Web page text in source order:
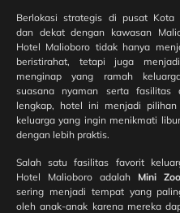
Berlokasi strategis di pusat Kota
dan dekat dengan kawasan
Hotel Malioboro tidak hanya
beristirahat, tetapi juga
menginap yang ramah
suasana nyaman serta fasilitas
lengkap, hotel ini menjadi
keluarga yang ingin menikmati
dengan lebih praktis.
Salah satu fasilitas favorit
Hotel Malioboro adalah Mini Zoo
sering menjadi tempat yang
oleh anak-anak karena mereka